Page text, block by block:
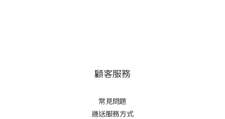
顧客服務
常見問題
運送服務方式